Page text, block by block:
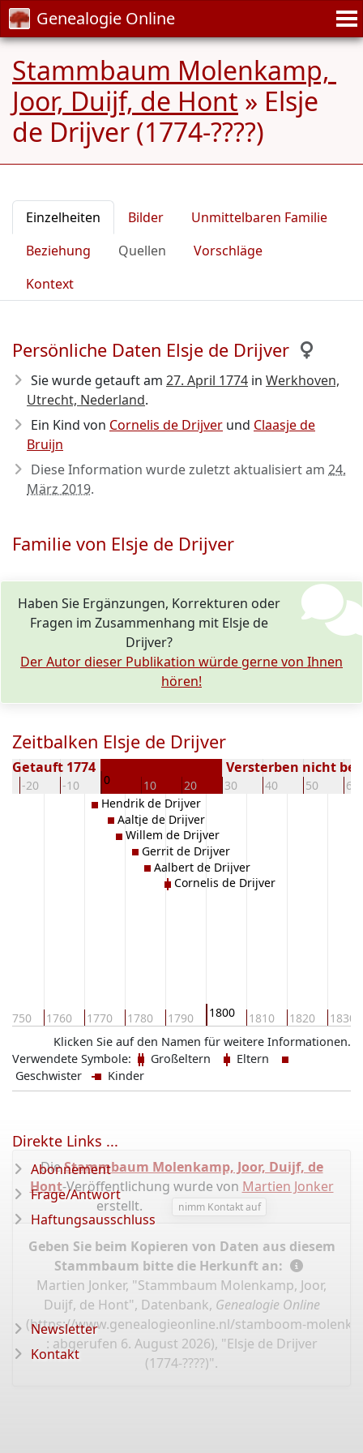
Genealogie Online
Stammbaum Molenkamp, ​​​​
Joor, Duijf, de Hont » Elsje
de Drijver (1774-????)
Einzelheiten Bilder
Unmittelbaren Familie
Beziehung
Quellen
Vorschläge
Kontext
Persönliche Daten Elsje de Drijver
Sie wurde getauft am 27. April 1774 in Werkhoven,
Utrecht, Nederland.
Ein Kind von Cornelis de Drijver und Claasje de
Bruijn
Diese Information wurde zuletzt aktualisiert am 24.
März 2019.
Familie von Elsje de Drijver
Haben Sie Ergänzungen, Korrekturen oder
Fragen im Zusammenhang mit Elsje de
Drijver?
Der Autor dieser Publikation würde gerne von Ihnen
hören!
Zeitbalken Elsje de Drijver
-20 -10 0 10 20 30 40 50 60
Getauft 1774 Versterben nicht
1750 1760 1770 1780 1790 1800 1810 1820 1830
Hendrik de Drijver
Aaltje de Drijver
Willem de Drijver
Gerrit de Drijver
Aalbert de Drijver
Cornelis de Drijver
Klicken Sie auf den Namen für weitere Informationen.
Verwendete Symbole:
Großeltern
Eltern
Geschwister
Kinder
DieStammbaum Molenkamp, ​​​​Joor, Duijf, de
Hont-Veröffentlichung wurde von Martien Jonker
erstellt.
nimm Kontakt auf
Geben Sie beim Kopieren von Daten aus diesem
Stammbaum bitte die Herkunft an:
Martien Jonker, "Stammbaum Molenkamp, ​​​​Joor,
Duijf, de Hont", Datenbank, Genealogie Online
(https://www.genealogieonline.nl/stamboom-
: abgerufen 6. August 2026), "Elsje de Drijver
(1774-????)".
Direkte Links ...
Abonnement
Frage/Antwort
Haftungsausschluss
Newsletter
Kontakt